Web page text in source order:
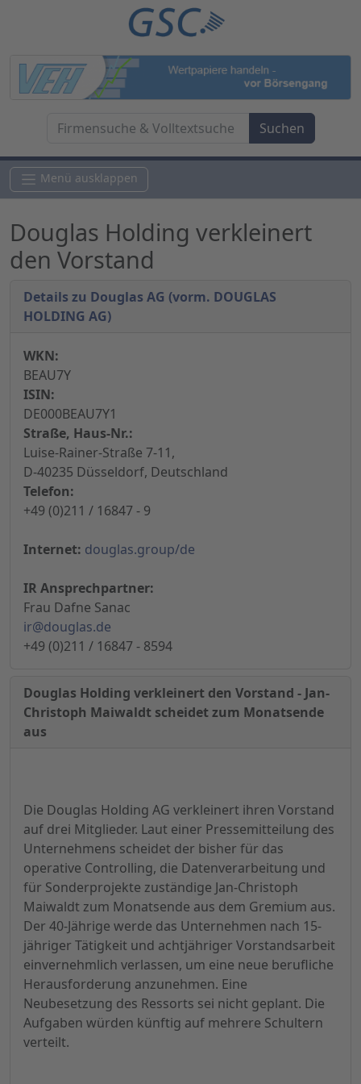
Menü ausklappen
Douglas Holding verkleinert
den Vorstand
Details zu Douglas AG (vorm. DOUGLAS
HOLDING AG)
WKN:
BEAU7Y
ISIN:
DE000BEAU7Y1
Straße, Haus-Nr.:
Luise-Rainer-Straße 7-11,
D-40235 Düsseldorf, Deutschland
Telefon:
+49 (0)211 / 16847 - 9
Internet: douglas.group/de
IR Ansprechpartner:
Frau Dafne Sanac
ir@douglas.de
+49 (0)211 / 16847 - 8594
Douglas Holding verkleinert den Vorstand - Jan-
Christoph Maiwaldt scheidet zum Monatsende
aus
Die Douglas Holding AG verkleinert ihren Vorstand
auf drei Mitglieder. Laut einer Pressemitteilung des
Unternehmens scheidet der bisher für das
operative Controlling, die Datenverarbeitung und
für Sonderprojekte zuständige Jan-Christoph
Maiwaldt zum Monatsende aus dem Gremium aus.
Der 40-Jährige werde das Unternehmen nach 15-
jähriger Tätigkeit und achtjähriger Vorstandsarbeit
einvernehmlich verlassen, um eine neue berufliche
Herausforderung anzunehmen. Eine
Neubesetzung des Ressorts sei nicht geplant. Die
Aufgaben würden künftig auf mehrere Schultern
verteilt.